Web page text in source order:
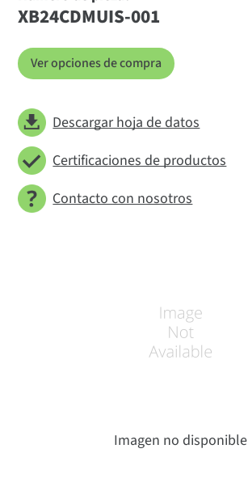
Imagen no disponible
XB24CDMUIS-001
Ver opciones de compra
Descargar hoja de datos
Certificaciones de productos
Contacto con nosotros